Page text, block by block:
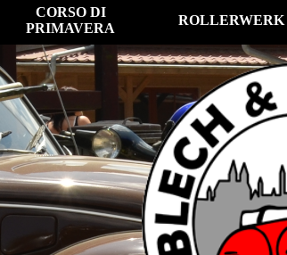
CORSO DI
PRIMAVERA
ROLLERWERK